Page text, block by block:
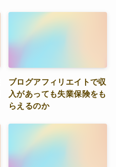
ブログアフィリエイトで収
入があっても失業保険をも
らえるのか